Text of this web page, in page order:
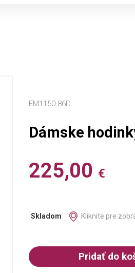
EM1150-86D
Dámske
225,00 €
Skladom Kliknite pre
Pridať do